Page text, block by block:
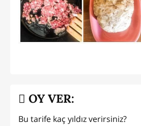
OY VER:
Bu tarife kaç yıldız verirsiniz?